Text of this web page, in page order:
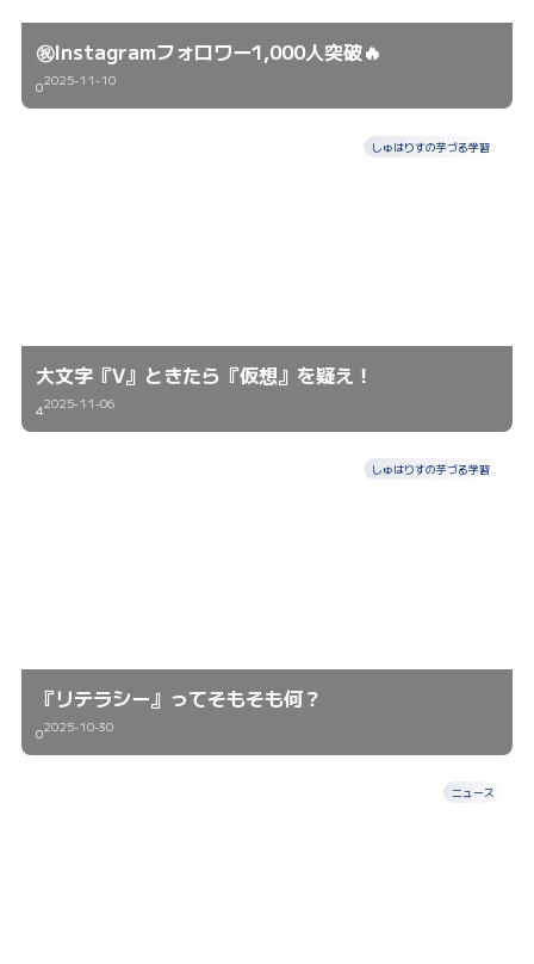
㊗️Instagramフォロワー1,000人突破🔥
02025-11-10
しゅはりすの芋づる学習
大文字『V』ときたら『仮想』を疑え！
42025-11-06
しゅはりすの芋づる学習
『リテラシー』ってそもそも何？
02025-10-30
ニュース